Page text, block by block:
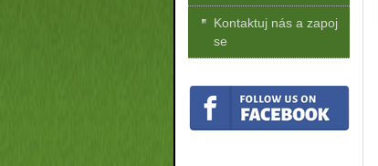
Kontaktuj nás a zapoj
se